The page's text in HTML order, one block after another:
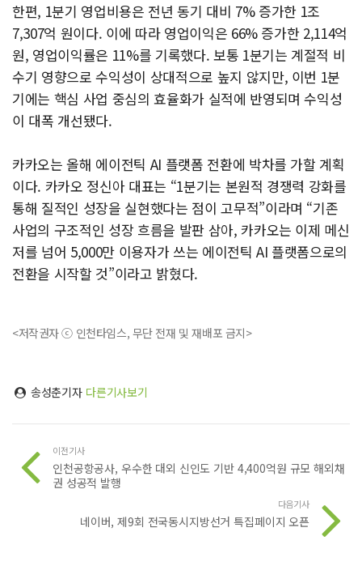
한편, 1분기 영업비용은 전년 동기 대비 7% 증가한 1조
7,307억 원이다. 이에 따라 영업이익은 66% 증가한 2,114억
원, 영업이익률은 11%를 기록했다. 보통 1분기는 계절적 비
수기 영향으로 수익성이 상대적으로 높지 않지만, 이번 1분
기에는 핵심 사업 중심의 효율화가 실적에 반영되며 수익성
이 대폭 개선됐다.
카카오는 올해 에이전틱 AI 플랫폼 전환에 박차를 가할 계획
이다. 카카오 정신아 대표는 “1분기는 본원적 경쟁력 강화를
통해 질적인 성장을 실현했다는 점이 고무적”이라며 “기존
사업의 구조적인 성장 흐름을 발판 삼아, 카카오는 이제 메신
저를 넘어 5,000만 이용자가 쓰는 에이전틱 AI 플랫폼으로의
전환을 시작할 것”이라고 밝혔다.
<저작권자 ⓒ 인천타임스, 무단 전재 및 재배포 금지>
송성춘기자 다른기사보기
이전기사
인천공항공사, 우수한 대외 신인도 기반 4,400억원 규모 해외채
권 성공적 발행
다음기사
네이버, 제9회 전국동시지방선거 특집페이지 오픈